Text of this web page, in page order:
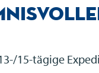
15-tägige